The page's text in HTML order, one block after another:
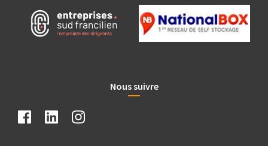
Nous suivre